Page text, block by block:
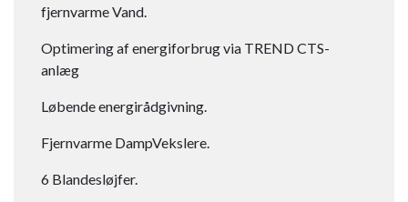
fjernvarme Vand.
Optimering af energiforbrug via TREND CTS-
anlæg
Løbende energirådgivning.
Fjernvarme DampVekslere.
6 Blandesløjfer.